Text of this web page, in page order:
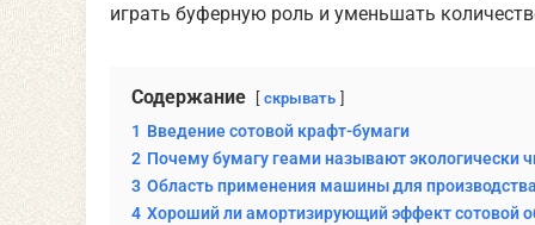
играть буферную роль и уменьшать
Содержание скрывать
1 Введение сотовой крафт-бумаги
2 Почему бумагу геами называют экологически
3 Область применения машины для
4 Хороший ли амортизирующий эффект сотовой